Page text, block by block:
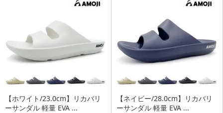
【ホワイト/23.0cm】リカバリ
ーサンダル 軽量 EVA ...
【ネイビー/28.0cm】リカバリ
ーサンダル 軽量 EVA ...